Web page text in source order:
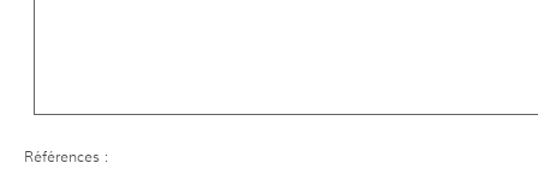
Références :